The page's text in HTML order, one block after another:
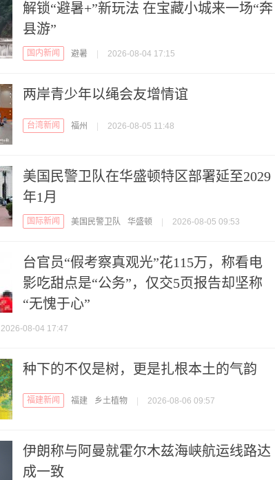
解锁“避暑+”新玩法 在宝藏小城来一场“奔
县游”
国内新闻 避暑 2026-08-04 17:15
两岸青少年以绳会友增情谊
台湾新闻 福州 2026-08-05 11:48
美国民警卫队在华盛顿特区部署延至2029
年1月
国际新闻 美国民警卫队 华盛顿 2026-08-05 09:53
台官员“假考察真观光”花115万，称看电
影吃甜点是“公务”，仅交5页报告却坚称
“无愧于心”
2026-08-04 17:47
种下的不仅是树，更是扎根本土的气韵
福建新闻 福建 乡土植物 2026-08-06 09:57
伊朗称与阿曼就霍尔木兹海峡航运线路达
成一致